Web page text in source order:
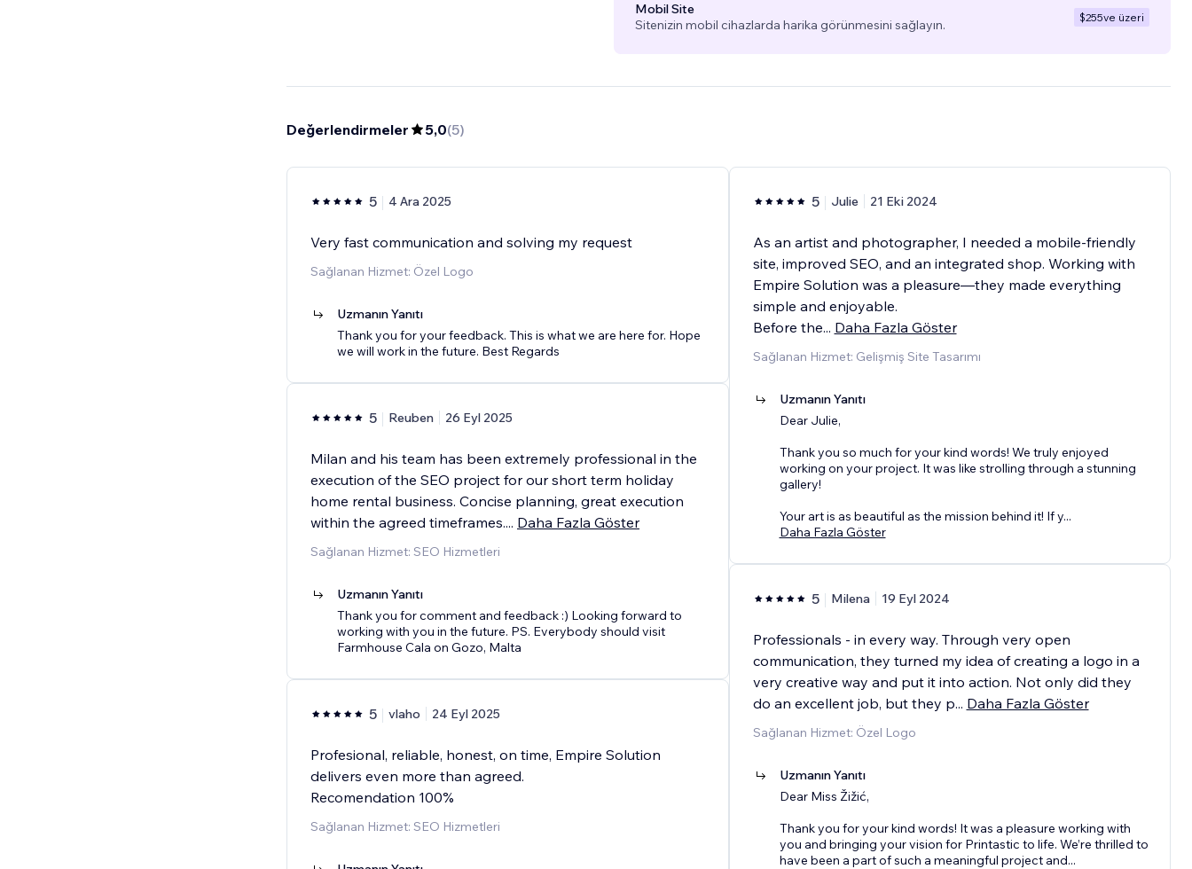
Mobil Site
Sitenizin mobil cihazlarda harika görünmesini sağlayın.
$255ve üzeri
Değerlendirmeler 5,0(5)
5 4 Ara 2025
Very fast communication and solving my request
Sağlanan Hizmet: Özel Logo
Uzmanın Yanıtı
Thank you for your feedback. This is what we are here for. Hope
we will work in the future. Best Regards
5 Reuben 26 Eyl 2025
Milan and his team has been extremely professional in the
execution of the SEO project for our short term holiday
home rental business. Concise planning, great execution
within the agreed timeframes.... Daha Fazla Göster
Sağlanan Hizmet: SEO Hizmetleri
Uzmanın Yanıtı
Thank you for comment and feedback :) Looking forward to
working with you in the future. PS. Everybody should visit
Farmhouse Cala on Gozo, Malta
5 vlaho 24 Eyl 2025
Profesional, reliable, honest, on time, Empire Solution
delivers even more than agreed.
Recomendation 100%
Sağlanan Hizmet: SEO Hizmetleri
5 Julie 21 Eki 2024
As an artist and photographer, I needed a mobile-friendly
site, improved SEO, and an integrated shop. Working with
Empire Solution was a pleasure—they made everything
simple and enjoyable.
Before the... Daha Fazla Göster
Sağlanan Hizmet: Gelişmiş Site Tasarımı
Uzmanın Yanıtı
Dear Julie,
Thank you so much for your kind words! We truly enjoyed
working on your project. It was like strolling through a stunning
gallery!
Your art is as beautiful as the mission behind it! If y...
Daha Fazla Göster
5 Milena 19 Eyl 2024
Professionals - in every way. Through very open
communication, they turned my idea of ​​creating a logo in a
very creative way and put it into action. Not only did they
do an excellent job, but they p... Daha Fazla Göster
Sağlanan Hizmet: Özel Logo
Uzmanın Yanıtı
Dear Miss Žižić,
Thank you for your kind words! It was a pleasure working with
you and bringing your vision for Printastic to life. We’re thrilled to
have been a part of such a meaningful project and...